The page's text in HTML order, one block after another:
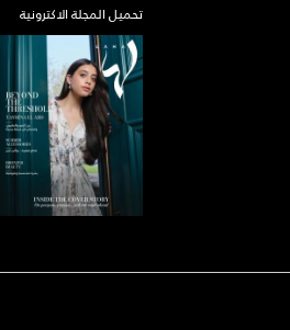
تحميل المجلة الاكترونية